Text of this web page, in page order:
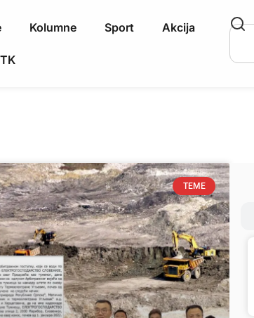
Kolumne Sport Akcija
TEME